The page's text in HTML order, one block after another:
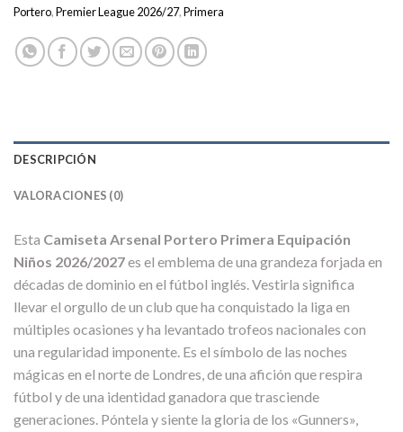
Portero,Premier League 2026/27,Primera
DESCRIPCIÓN
VALORACIONES (0)
Esta Camiseta Arsenal Portero Primera Equipación
Niños 2026/2027es el emblema de una grandeza forjada en
décadas de dominio en el fútbol inglés. Vestirla significa
llevar el orgullo de un club que ha conquistado la liga en
múltiples ocasiones y ha levantado trofeos nacionales con
una regularidad imponente. Es el símbolo de las noches
mágicas en el norte de Londres, de una afición que respira
fútbol y de una identidad ganadora que trasciende
generaciones. Póntela y siente la gloria de los «Gunners»,